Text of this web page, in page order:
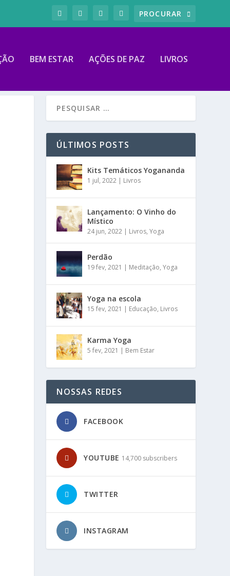
BEM ESTAR AÇÕES DE PAZ LIVROS
ÚLTIMOS POSTS
Kits Temáticos Yogananda
1 jul, 2022 | Livros
Lançamento: O Vinho do
Místico
24 jun, 2022 | Livros,Yoga
Perdão
19 fev, 2021 | Meditação,Yoga
Yoga na escola
15 fev, 2021 | Educação, Livros
Karma Yoga
5 fev, 2021 | Bem Estar
NOSSAS REDES
FACEBOOK
YOUTUBE 14,700 subscribers
TWITTER
INSTAGRAM